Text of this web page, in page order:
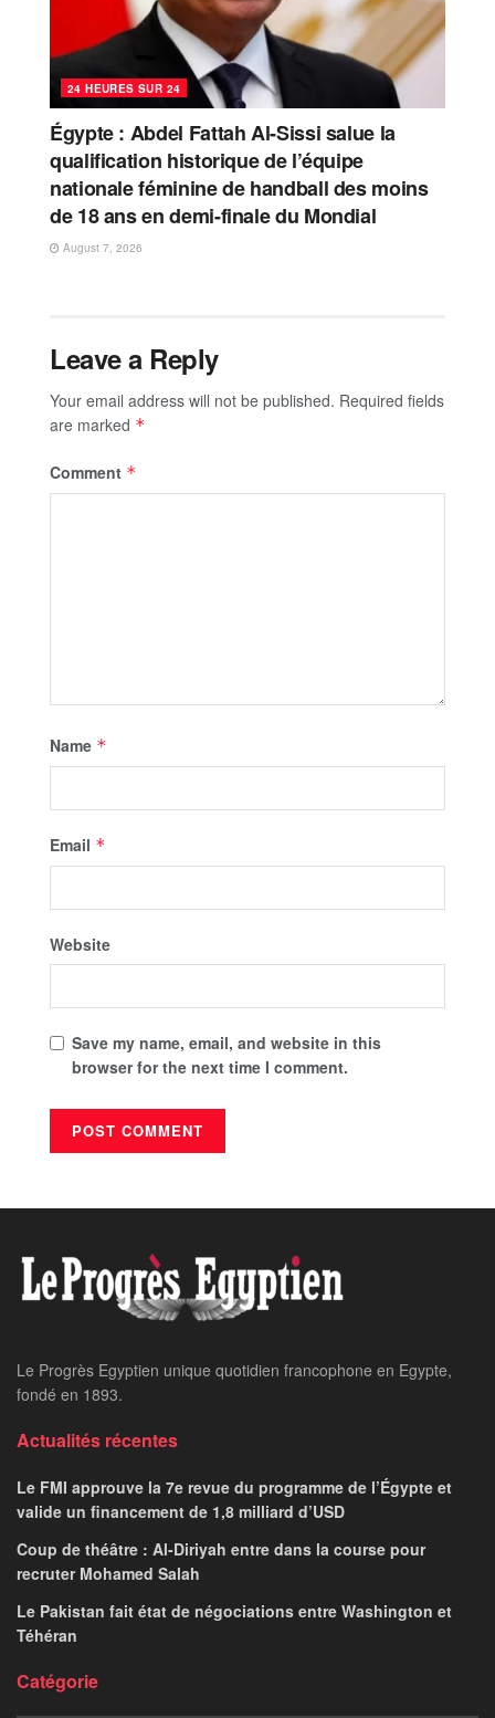
24 HEURES SUR 24
Égypte : Abdel Fattah Al-Sissi salue la
qualification historique de l’équipe
nationale féminine de handball des moins
de 18 ans en demi-finale du Mondial
August 7, 2026
Leave a Reply
Your email address will not be published. Required fields
are marked *
Comment *
Name *
Email *
Website
Save my name, email, and website in this
browser for the next time I comment.
Le Progrès Egyptien unique quotidien francophone en Egypte,
fondé en 1893.
Actualités récentes
Le FMI approuve la 7e revue du programme de l’Égypte et
valide un financement de 1,8 milliard d’USD
Coup de théâtre : Al-Diriyah entre dans la course pour
recruter Mohamed Salah
Le Pakistan fait état de négociations entre Washington et
Téhéran
Catégorie